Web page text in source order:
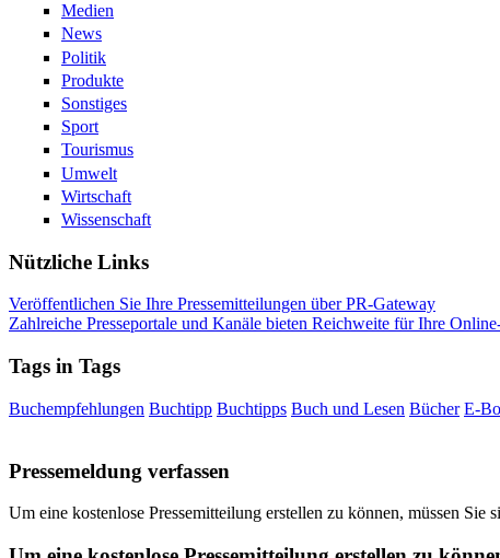
Medien
News
Politik
Produkte
Sonstiges
Sport
Tourismus
Umwelt
Wirtschaft
Wissenschaft
Nützliche Links
Veröffentlichen Sie Ihre Pressemitteilungen über PR-Gateway
Zahlreiche Presseportale und Kanäle bieten Reichweite für Ihre
Tags in Tags
Buchempfehlungen Buchtipp Buchtipps Buch und Lesen Bücher E-
Pressemeldung verfassen
Um eine kostenlose Pressemitteilung erstellen zu können, müssen Sie